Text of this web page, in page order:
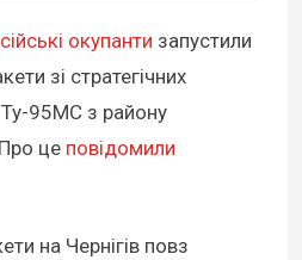
окупанти запустили
зі стратегічних
95МС з району
це повідомили
на Чернігів повз